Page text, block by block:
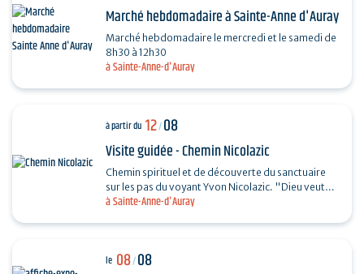
à Sainte-Anne-d'Auray
Marché hebdomadaire à Sainte-Anne d'Auray
Marché hebdomadaire le mercredi et le samedi de
8h30 à 12h30
à Sainte-Anne-d'Auray
à partir du 12/08
Visite guidée - Chemin Nicolazic
Chemin spirituel et de découverte du sanctuaire
sur les pas du voyant Yvon Nicolazic. "Dieu veut
que je sois honorée ici", telles furent les paroles
le 08/08